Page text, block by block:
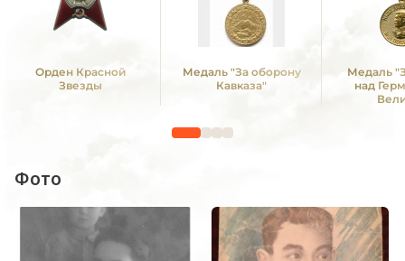
Орден Красной
Звезды
Медаль "За оборону
Кавказа"
Медаль
над
Фото